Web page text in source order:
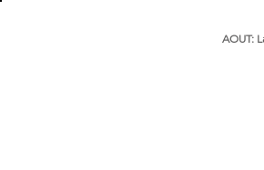
AOUT: